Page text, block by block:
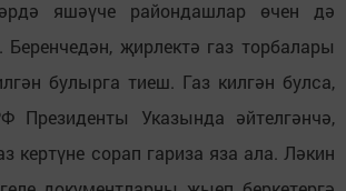
яшәүче райондашлар өчен дә
җирлектә газ торбалары
булырга тиеш. Газ килгән булса,
Президенты Указында әйтелгәнчә,
кертүне сорап гариза яза ала. Ләкин